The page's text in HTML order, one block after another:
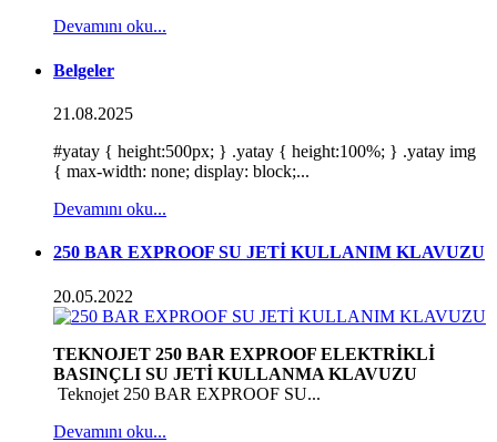
Devamını oku...
Belgeler
21.08.2025
#yatay { height:500px; } .yatay { height:100%; } .yatay img
{ max-width: none; display: block;...
Devamını oku...
250 BAR EXPROOF SU JETİ KULLANIM KLAVUZU
20.05.2022
TEKNOJET 250 BAR EXPROOF ELEKTRİKLİ
BASINÇLI SU JETİ KULLANMA KLAVUZU
Teknojet 250 BAR EXPROOF SU...
Devamını oku...